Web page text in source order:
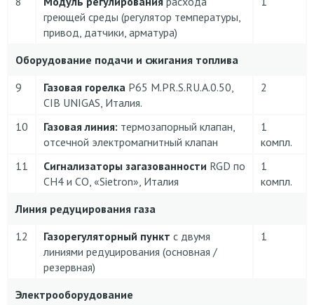
греющей среды (регулятор температуры,
привод, датчики, арматура)
Оборудование подачи и сжигания топлива
9
Газовая горелка P65 M.PR.S.RU.A.0.50,
CIB UNIGAS, Италия.
2
10 Газовая линия: термозапорный клапан,
отсечной электромагнитный клапан
1
компл.
11
Сигнализаторы загазованности RGD по
CH4 и CO, «Sietron», Италия
1
компл.
Линия редуцирования газа
12
Газорегуляторный пункт с двумя
линиями редуцирования (основная /
резервная)
1
Электрооборудование